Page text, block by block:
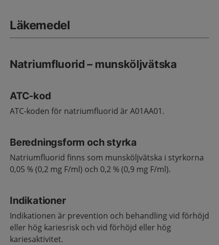
Läkemedel
Natriumfluorid – munsköljvätska
ATC-kod
ATC-koden för natriumfluorid är A01AA01.
Beredningsform och styrka
Natriumfluorid finns som munsköljvätska i styrkorna
0,05 % (0,2 mg F/ml) och 0,2 % (0,9 mg F/ml).
Indikationer
Indikationen är prevention och behandling vid förhöjd
eller hög kariesrisk och vid förhöjd eller hög
kariesaktivitet.